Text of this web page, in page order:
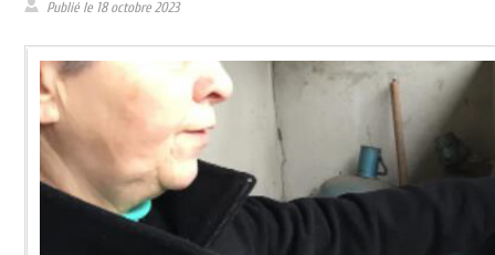
Publié le 18 octobre 2023